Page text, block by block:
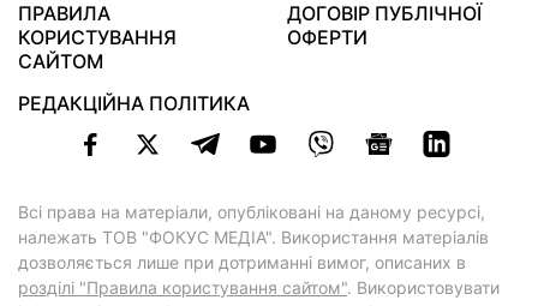
ПРАВИЛА
КОРИСТУВАННЯ
САЙТОМ
ДОГОВІР ПУБЛІЧНОЇ
ОФЕРТИ
РЕДАКЦІЙНА ПОЛІТИКА
Всі права на матеріали, опубліковані на даному ресурсі,
належать ТОВ "ФОКУС МЕДІА". Використання матеріалів
дозволяється лише при дотриманні вимог, описаних в
розділі "Правила користування сайтом". Використовувати